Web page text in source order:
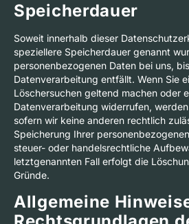
Speicherdauer
Soweit innerhalb dieser
speziellere Speicherdauer genannt
personenbezogenen Daten bei uns,
Datenverarbeitung entfällt. Wenn Sie
Löschersuchen geltend machen oder
Datenverarbeitung widerrufen,
sofern wir keine anderen rechtlich
Speicherung Ihrer
steuer- oder handelsrechtliche
letztgenannten Fall erfolgt die
Gründe.
Allgemeine